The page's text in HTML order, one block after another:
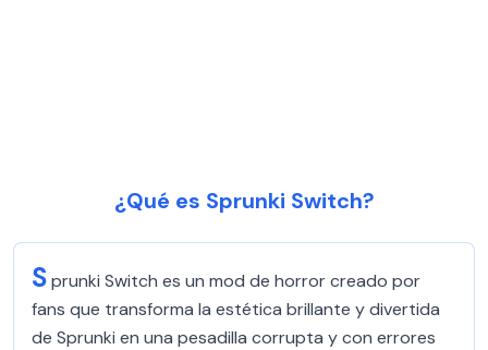
¿Qué es Sprunki Switch?
Sprunki Switch es un mod de horror creado por
fans que transforma la estética brillante y divertida
de Sprunki en una pesadilla corrupta y con errores